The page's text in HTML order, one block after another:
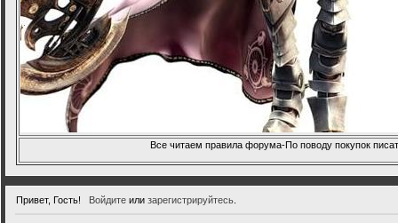
Все читаем правила форума-По поводу покупок
Привет, Гость! Войдитеили зарегистрируйтесь.